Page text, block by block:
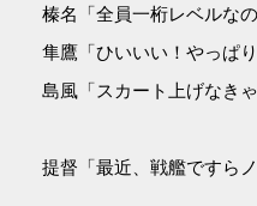
榛名「全員一桁レベルな
隼鷹「ひいいい！やっぱ
島風「スカート上げなきゃ
提督「最近、戦艦ですら